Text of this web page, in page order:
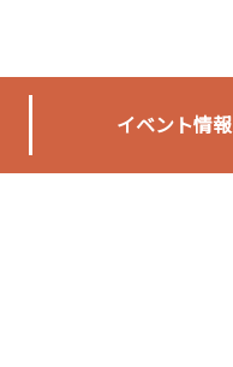
イベント情報